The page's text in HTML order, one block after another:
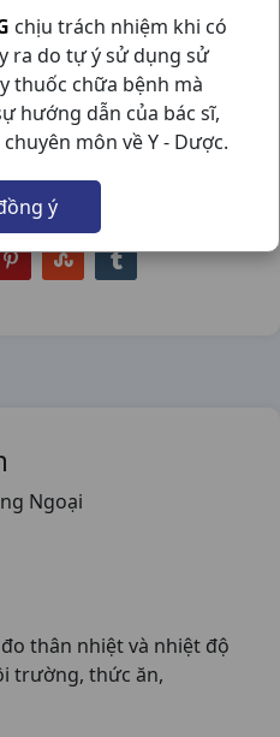
chịu trách nhiệm khi có
ra do tự ý sử dụng sử
thuốc chữa bệnh mà
hướng dẫn của bác sĩ,
môn về Y - Dược.
ý
TRUELIFE RAK-
Bị Y Tế,
Ngoại
thân nhiệt và nhiệt độ
trường, thức ăn,